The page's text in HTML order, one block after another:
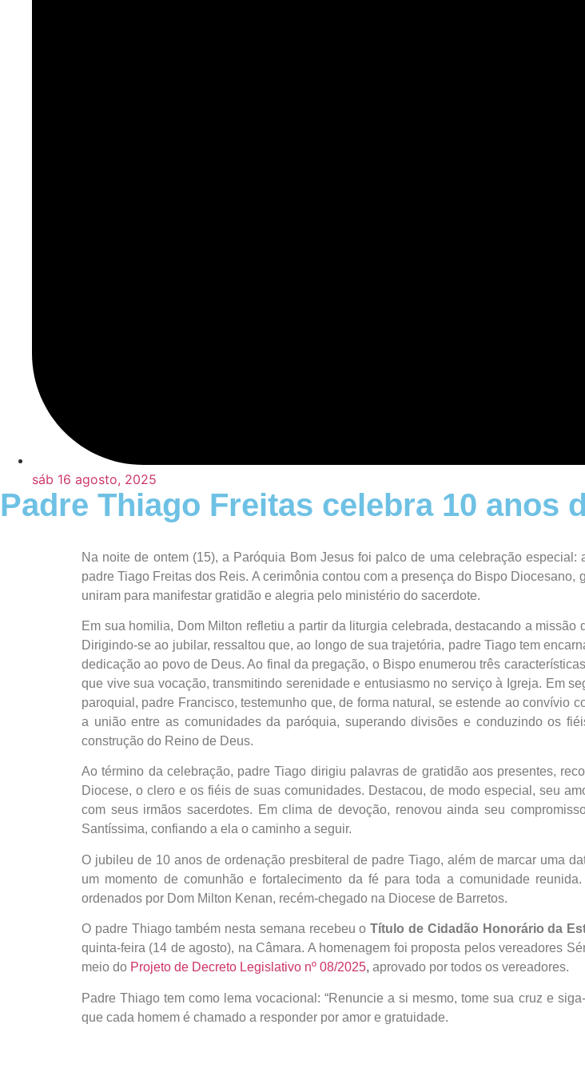
sáb 16 agosto, 2025
Padre Thiago Freitas celebra 10 anos
Na noite de ontem (15), a Paróquia Bom Jesus foi palco de uma celebração
padre Tiago Freitas dos Reis. A cerimônia contou com a presença do Bispo
uniram para manifestar gratidão e alegria pelo ministério do sacerdote.
Em sua homilia, Dom Milton refletiu a partir da liturgia celebrada, destacando a
Dirigindo-se ao jubilar, ressaltou que, ao longo de sua trajetória, padre Tiago tem
dedicação ao povo de Deus. Ao final da pregação, o Bispo enumerou três
que vive sua vocação, transmitindo serenidade e entusiasmo no serviço à Igreja. Em
paroquial, padre Francisco, testemunho que, de forma natural, se estende ao convívio
a união entre as comunidades da paróquia, superando divisões e conduzindo os
construção do Reino de Deus.
Ao término da celebração, padre Tiago dirigiu palavras de gratidão aos presentes,
Diocese, o clero e os fiéis de suas comunidades. Destacou, de modo especial, seu
com seus irmãos sacerdotes. Em clima de devoção, renovou ainda seu
Santíssima, confiando a ela o caminho a seguir.
O jubileu de 10 anos de ordenação presbiteral de padre Tiago, além de marcar uma
um momento de comunhão e fortalecimento da fé para toda a comunidade
ordenados por Dom Milton Kenan, recém-chegado na Diocese de Barretos.
O padre Thiago também nesta semana recebeu oTítulo de Cidadão Honorário da
quinta-feira (14 de agosto), na Câmara. A homenagem foi proposta pelos vereadores
meio do Projeto de Decreto Legislativo nº 08/2025, aprovado por todos os vereadores.
Padre Thiago tem como lema vocacional: “Renuncie a si mesmo, tome sua cruz e
que cada homem é chamado a responder por amor e gratuidade.